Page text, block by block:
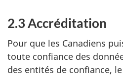
2.3 Accréditation
Pour que les Canadiens
toute confiance des
des entités de confiance,